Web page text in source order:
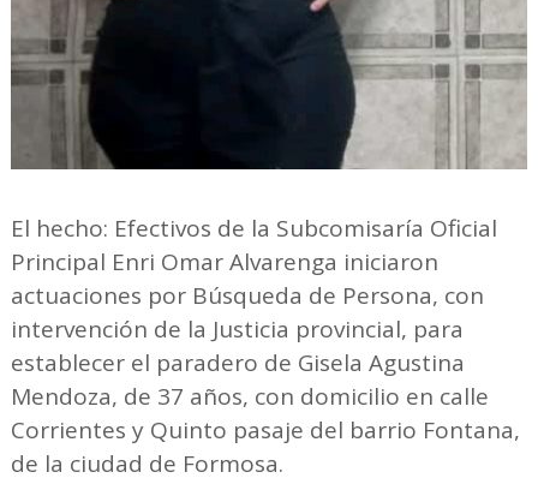
El hecho: Efectivos de la Subcomisaría Oficial
Principal Enri Omar Alvarenga iniciaron
actuaciones por Búsqueda de Persona, con
intervención de la Justicia provincial, para
establecer el paradero de Gisela Agustina
Mendoza, de 37 años, con domicilio en calle
Corrientes y Quinto pasaje del barrio Fontana,
de la ciudad de Formosa.